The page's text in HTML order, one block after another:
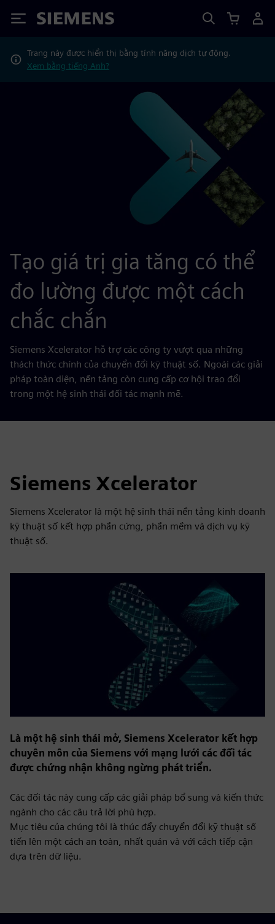
Siemens
Trang này được hiển thị bằng tính năng dịch tự động.
Xem bằng tiếng Anh?
Tạo giá trị gia tăng có thể
đo lường được một cách
chắc chắn
Siemens Xcelerator hỗ trợ các công ty vượt qua những
thách thức chính của chuyển đổi kỹ thuật số. Ngoài các giải
pháp toàn diện, nền tảng còn cung cấp cơ hội trao đổi
trong một hệ sinh thái đối tác mạnh mẽ.
Siemens Xcelerator
Siemens Xcelerator là một hệ sinh thái nền tảng kinh doanh
kỹ thuật số kết hợp phần cứng, phần mềm và dịch vụ kỹ
thuật số.
Là một hệ sinh thái mở, Siemens Xcelerator kết hợp
chuyên môn của Siemens với mạng lưới các đối tác
được chứng nhận không ngừng phát triển.
Các đối tác này cung cấp các giải pháp bổ sung và kiến thức
ngành cho các câu trả lời phù hợp.
Mục tiêu của chúng tôi là thúc đẩy chuyển đổi kỹ thuật số
tiến lên một cách an toàn, nhất quán và với cách tiếp cận
dựa trên dữ liệu.